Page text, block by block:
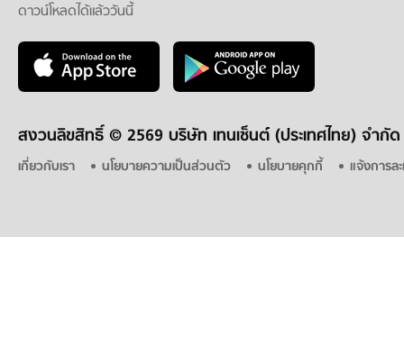
ดาวน์โหลดได้แล้ววันนี้
สงวนลิขสิทธิ์ © 2569 บริษัท เทนเซ็นต์ (ประเทศไทย) จำกัด
เกี่ยวกับเรา นโยบายความเป็นส่วนตัว นโยบายคุกกี้ แจ้งการล